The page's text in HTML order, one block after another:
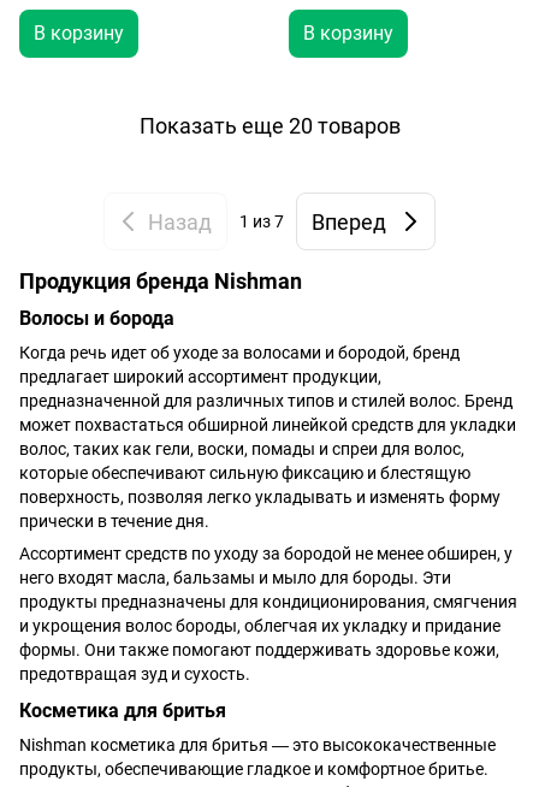
В корзину В корзину
Показать еще 20 товаров
Назад 1 из 7 Вперед
Продукция бренда Nishman
Волосы и борода
Когда речь идет об уходе за волосами и бородой, бренд
предлагает широкий ассортимент продукции,
предназначенной для различных типов и стилей волос. Бренд
может похвастаться обширной линейкой средств для укладки
волос, таких как гели, воски, помады и спреи для волос,
которые обеспечивают сильную фиксацию и блестящую
поверхность, позволяя легко укладывать и изменять форму
прически в течение дня.
Ассортимент средств по уходу за бородой не менее обширен, у
него входят масла, бальзамы и мыло для бороды. Эти
продукты предназначены для кондиционирования, смягчения
и укрощения волос бороды, облегчая их укладку и придание
формы. Они также помогают поддерживать здоровье кожи,
предотвращая зуд и сухость.
Косметика для бритья
Nishman косметика для бритья ― это высококачественные
продукты, обеспечивающие гладкое и комфортное бритье.